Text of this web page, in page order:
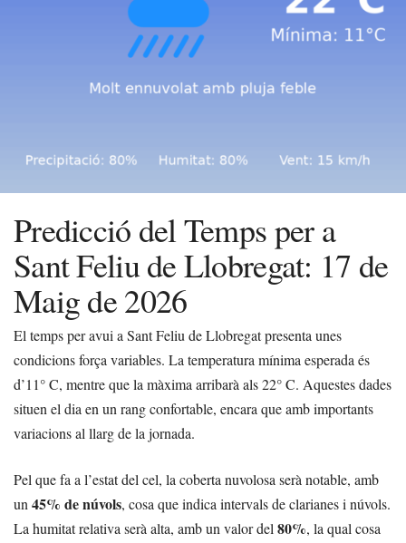
Predicció del Temps per a
Sant Feliu de Llobregat: 17 de
Maig de 2026
El temps per avui a Sant Feliu de Llobregat presenta unes
condicions força variables. La temperatura mínima esperada és
d’11° C, mentre que la màxima arribarà als 22° C. Aquestes dades
situen el dia en un rang confortable, encara que amb importants
variacions al llarg de la jornada.
Pel que fa a l’estat del cel, la coberta nuvolosa serà notable, amb
un45% de núvols, cosa que indica intervals de clarianes i núvols.
La humitat relativa serà alta, amb un valor del80%, la qual cosa